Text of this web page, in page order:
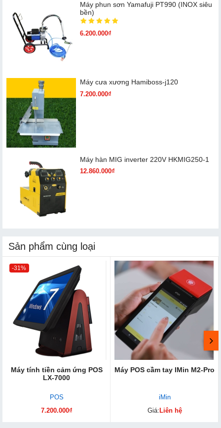
Máy phun sơn Yamafuji PT990 (INOX siêu
bền)
6.200.000₫
Máy cưa xương Hamiboss-j120
7.200.000₫
Máy hàn MIG inverter 220V HKMIG250-1
12.860.000₫
Sản phẩm cùng loại
-31%
Máy tính tiền cảm ứng POS
LX-7000
POS
7.200.000₫
Máy POS cầm tay IMin M2-Pro
iMin
Giá: Liên hệ